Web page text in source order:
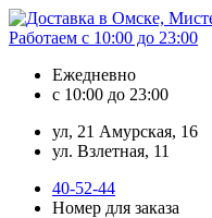
Ежедневно
с 10:00 до 23:00
ул, 21 Амурская, 16
ул. Взлетная, 11
40-52-44
Номер для заказа